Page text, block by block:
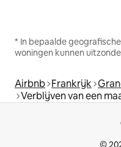
* In bepaalde
woningen kunnen
Airbnb Frankrijk
Verblijven van een
©